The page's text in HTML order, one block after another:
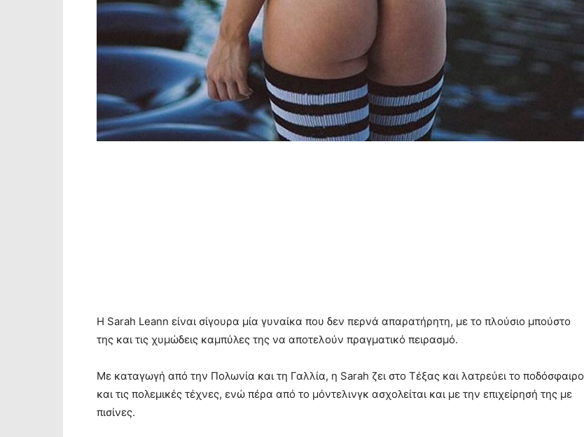
H Sarah Leann είναι σίγουρα μία γυναίκα που δεν περνά απαρατήρητη, με το πλούσιο μπούστο
της και τις χυμώδεις καμπύλες της να αποτελούν πραγματικό πειρασμό.
Με καταγωγή από την Πολωνία και τη Γαλλία, η Sarah ζει στο Τέξας και λατρεύει το ποδόσφαιρο
και τις πολεμικές τέχνες, ενώ πέρα από το μόντελινγκ ασχολείται και με την επιχείρησή της με
πισίνες.